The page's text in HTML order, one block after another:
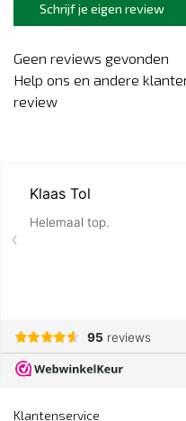
Schrijf je eigen review
Geen reviews gevonden
Help ons en andere
review
Klantenservice